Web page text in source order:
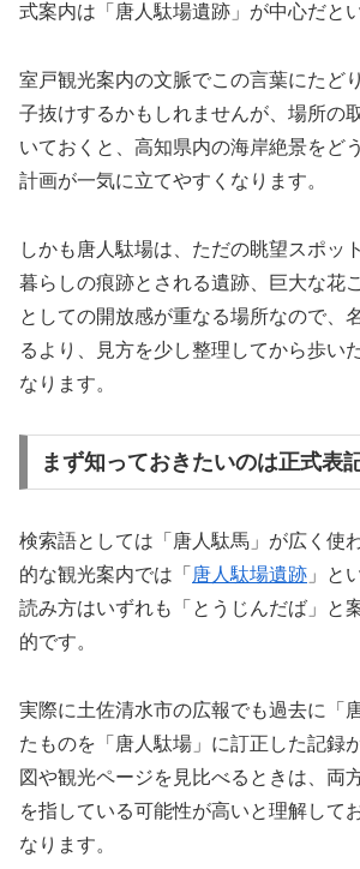
式案内は「唐人駄場遺跡」が中心だと
室戸観光案内の文脈でこの言葉にたど
子抜けするかもしれませんが、場所の
いておくと、高知県内の海岸絶景をど
計画が一気に立てやすくなります。
しかも唐人駄場は、ただの眺望スポッ
暮らしの痕跡とされる遺跡、巨大な花
としての開放感が重なる場所なので、
るより、見方を少し整理してから歩い
なります。
まず知っておきたいのは正式表
検索語としては「唐人駄馬」が広く使
的な観光案内では「 唐人駄場遺跡 」と
読み方はいずれも「とうじんだば」と
的です。
実際に土佐清水市の広報でも過去に「
たものを「唐人駄場」に訂正した記録
図や観光ページを見比べるときは、両
を指している可能性が高いと理解して
なります。